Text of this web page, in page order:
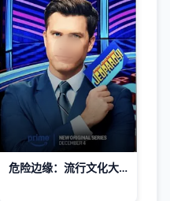
危险边缘：流行文化大考验